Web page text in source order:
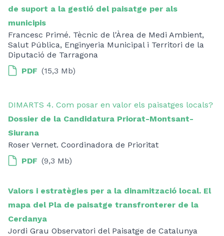
de suport a la gestió del paisatge per als
municipis
Francesc Primé. Tècnic de l'Àrea de Medi Ambient,
Salut Pública, Enginyeria Municipal i Territori de la
Diputació de Tarragona
PDF (15,3 Mb)
DIMARTS 4. Com posar en valor els paisatges locals?
Dossier de la Candidatura Priorat-Montsant-
Siurana
Roser Vernet. Coordinadora de Prioritat
PDF (9,3 Mb)
Valors i estratègies per a la dinamització local. El
mapa del Pla de paisatge transfronterer de la
Cerdanya
Jordi Grau Observatori del Paisatge de Catalunya